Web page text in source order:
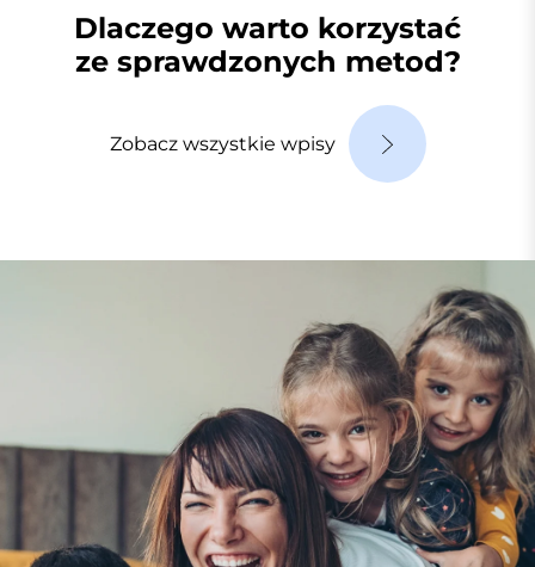
Dlaczego warto korzystać
ze sprawdzonych metod?
Zobacz wszystkie wpisy